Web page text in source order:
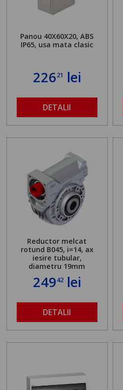
Panou 40X60X20, ABS
IP65, usa mata clasic
22621 lei
DETALII
Reductor melcat
rotund B045, i=14, ax
iesire tubular,
diametru 19mm
24942lei
DETALII